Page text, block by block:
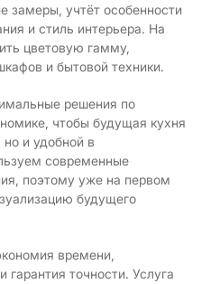
замеры, учтёт особенности
и стиль интерьера. На
цветовую гамму,
и бытовой техники.
решения по
чтобы будущая кухня
и удобной в
современные
поэтому уже на первом
будущего
времени,
точности. Услуга